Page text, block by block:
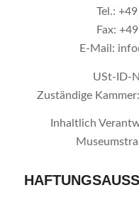
Tel.:
Fax:
E-Mail:
USt-ID-
Zuständige
Inhaltlich